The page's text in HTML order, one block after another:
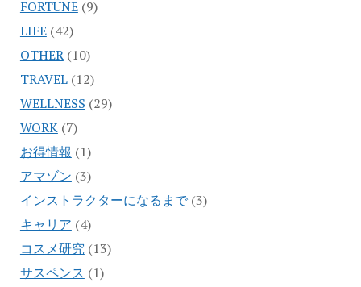
FORTUNE(9)
LIFE(42)
OTHER(10)
TRAVEL(12)
WELLNESS (29)
WORK(7)
お得情報 (1)
アマゾン (3)
インストラクターになるまで(3)
キャリア (4)
コスメ研究(13)
サスペンス (1)